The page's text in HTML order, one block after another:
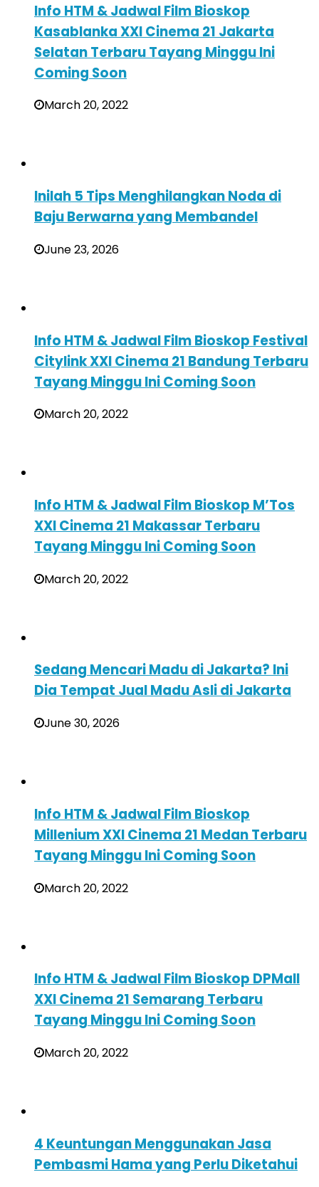
Info HTM & Jadwal Film Bioskop
Kasablanka XXI Cinema 21 Jakarta
Selatan Terbaru Tayang Minggu Ini
Coming Soon
March 20, 2022
Inilah 5 Tips Menghilangkan Noda di
Baju Berwarna yang Membandel
June 23, 2026
Info HTM & Jadwal Film Bioskop Festival
Citylink XXI Cinema 21 Bandung Terbaru
Tayang Minggu Ini Coming Soon
March 20, 2022
Info HTM & Jadwal Film Bioskop M’Tos
XXI Cinema 21 Makassar Terbaru
Tayang Minggu Ini Coming Soon
March 20, 2022
Sedang Mencari Madu di Jakarta? Ini
Dia Tempat Jual Madu Asli di Jakarta
June 30, 2026
Info HTM & Jadwal Film Bioskop
Millenium XXI Cinema 21 Medan Terbaru
Tayang Minggu Ini Coming Soon
March 20, 2022
Info HTM & Jadwal Film Bioskop DPMall
XXI Cinema 21 Semarang Terbaru
Tayang Minggu Ini Coming Soon
March 20, 2022
4 Keuntungan Menggunakan Jasa
Pembasmi Hama yang Perlu Diketahui